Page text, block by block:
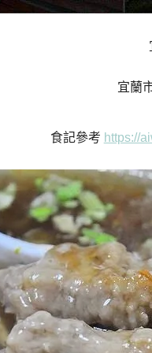
宜蘭
食記參考 https://